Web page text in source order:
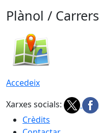
Plànol / Carrers
Accedeix
Xarxes socials:
Crèdits